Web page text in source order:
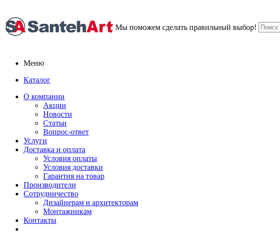
Мы поможем сделать правильный выбор!
Меню
Каталог
О компании
Акции
Новости
Статьи
Вопрос-ответ
Услуги
Доставка и оплата
Условия оплаты
Условия доставки
Гарантия на товар
Производители
Сотрудничество
Дизайнерам и архитекторам
Монтажникам
Контакты